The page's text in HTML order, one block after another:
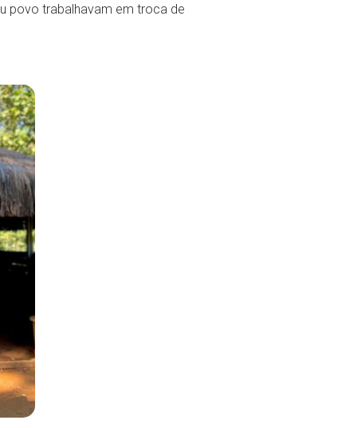
povo trabalhavam em troca de